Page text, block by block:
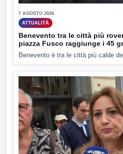
7 AGOSTO 2026
ATTUALITÀ
Benevento tra le città più
piazza Fusco raggiunge i 45
Benevento è tra le città più calde